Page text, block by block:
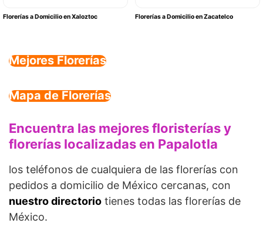
Florerías a Domicilio en Xaloztoc Florerías a Domicilio en Zacatelco
Mejores Florerías
Mapa de Florerías
Encuentra las mejores floristerías y
florerías localizadas en Papalotla
los teléfonos de cualquiera de las florerías con
pedidos a domicilio de México cercanas, con
nuestro directorio tienes todas las florerías de
México.